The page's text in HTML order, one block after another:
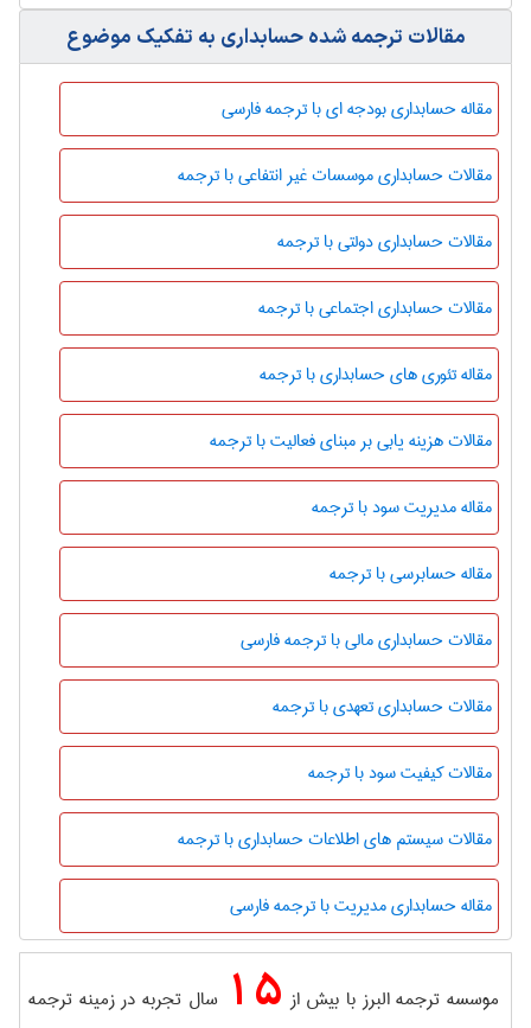
مقالات ترجمه شده حسابداری به تفکیک موضوع
مقاله حسابداری بودجه ای با ترجمه فارسی
مقالات حسابداری موسسات غیر انتفاعی با ترجمه
مقالات حسابداری دولتی با ترجمه
مقالات حسابداری اجتماعی با ترجمه
مقاله تئوری های حسابداری با ترجمه
مقالات هزینه یابی بر مبنای فعالیت با ترجمه
مقاله مدیریت سود با ترجمه
مقاله حسابرسی با ترجمه
مقالات حسابداری مالی با ترجمه فارسی
مقالات حسابداری تعهدی با ترجمه
مقالات کیفیت سود با ترجمه
مقالات سیستم های اطلاعات حسابداری با ترجمه
مقاله حسابداری مدیریت با ترجمه فارسی
موسسه ترجمه البرز با بیش از 15 سال تجربه در زمینه ترجمه